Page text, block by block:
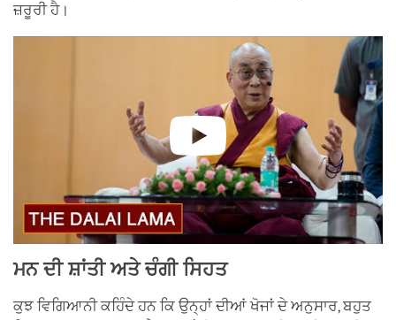
ਜ਼ਰੂਰੀ ਹੈ।
ਮਨ ਦੀ ਸ਼ਾਂਤੀ ਅਤੇ ਚੰਗੀ ਸਿਹਤ
ਕੁਝ ਵਿਗਿਆਨੀ ਕਹਿੰਦੇ ਹਨ ਕਿ ਉਨ੍ਹਾਂ ਦੀਆਂ ਖੋਜਾਂ ਦੇ ਅਨੁਸਾਰ, ਬਹੁਤ